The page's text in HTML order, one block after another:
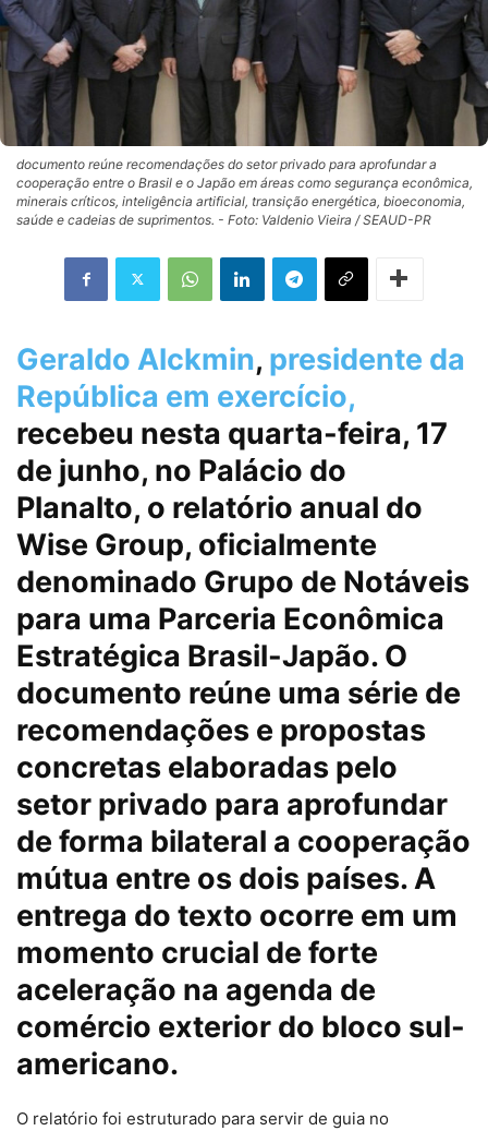
documento reúne recomendações do setor privado para aprofundar a
cooperação entre o Brasil e o Japão em áreas como segurança econômica,
minerais críticos, inteligência artificial, transição energética, bioeconomia,
saúde e cadeias de suprimentos. - Foto: Valdenio Vieira / SEAUD-PR
Geraldo Alckmin, presidente da
República em exercício,
recebeu nesta quarta-feira, 17
de junho, no Palácio do
Planalto, o relatório anual do
Wise Group, oficialmente
denominado Grupo de Notáveis
para uma Parceria Econômica
Estratégica Brasil-Japão. O
documento reúne uma série de
recomendações e propostas
concretas elaboradas pelo
setor privado para aprofundar
de forma bilateral a cooperação
mútua entre os dois países. A
entrega do texto ocorre em um
momento crucial de forte
aceleração na agenda de
comércio exterior do bloco sul-
americano.
O relatório foi estruturado para servir de guia no